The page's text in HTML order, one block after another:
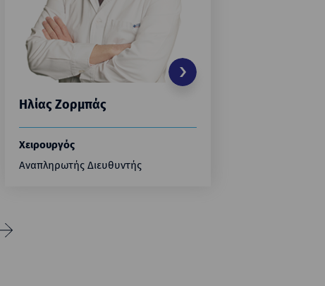
Ηλίας Ζορμπάς
Χειρουργός
Αναπληρωτής Διευθυντής